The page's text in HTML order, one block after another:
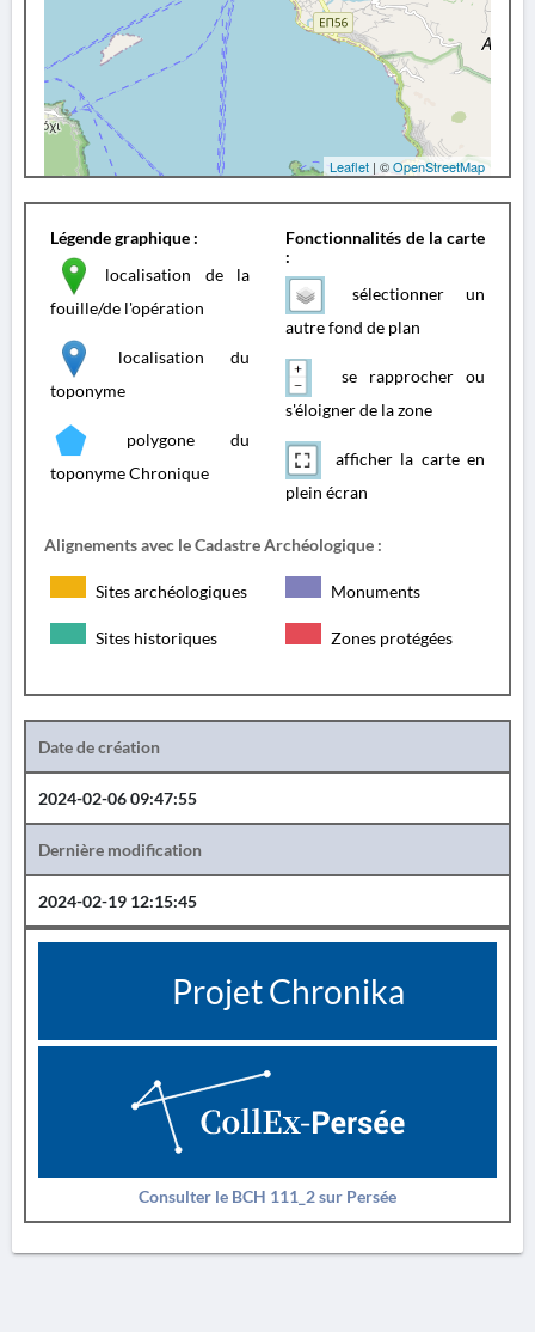
Leaflet | ©OpenStreetMap
Légende graphique :
localisation de la
fouille/de l'opération
localisation du
toponyme
polygone du
toponyme Chronique
Fonctionnalités de la carte
:
sélectionner un
autre fond de plan
se rapprocher ou
s'éloigner de la zone
afficher la carte en
plein écran
Alignements avec le Cadastre Archéologique :
Sites archéologiques Monuments
Sites historiques Zones protégées
Date de création
2024-02-06 09:47:55
Dernière modification
2024-02-19 12:15:45
Projet Chronika
Consulter le BCH 111_2 sur Persée